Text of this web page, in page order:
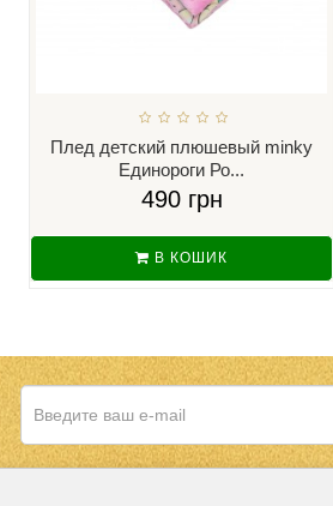
Плед детский плюшевый minky
Единороги Ро...
490 грн
В КОШИК